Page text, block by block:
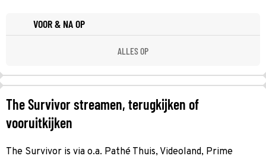
VOOR & NA OP
ALLES OP
The Survivor streamen, terugkijken of
vooruitkijken
The Survivor is via o.a. Pathé Thuis, Videoland, Prime